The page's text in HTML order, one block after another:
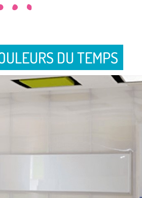
DU TEMPS